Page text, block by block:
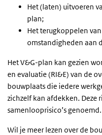
Het (laten) uitvoeren
plan;
Het terugkoppelen
omstandigheden aan
Het V&G-plan kan gezien
en evaluatie (RI&E) van de
bouwplaats die iedere
zichzelf kan afdekken. Deze
samenlooprisico’s genoemd.
Wil je meer lezen over de